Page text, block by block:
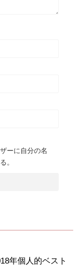
ーに自分の名
。
年個人的ベスト